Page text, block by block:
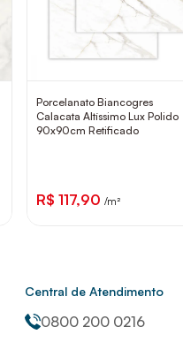
Porcelanato Biancogres
Calacata Altíssimo Lux Polido
90x90cm Retificado
R$ 117,90 /m²
Central de Atendimento
0800 200 0216